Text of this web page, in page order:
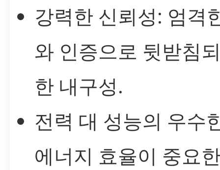
강력한 신뢰성: 엄격
와 인증으로 뒷받침
한 내구성.
전력 대 성능의 우수
에너지 효율이 중요